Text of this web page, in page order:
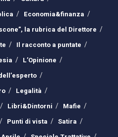
Economia&finanza
la rubrica del Direttore
Il racconto a puntate
L’Opinione
Legalità
Libri&Dintorni
Mafie
Punti di vista
Satira